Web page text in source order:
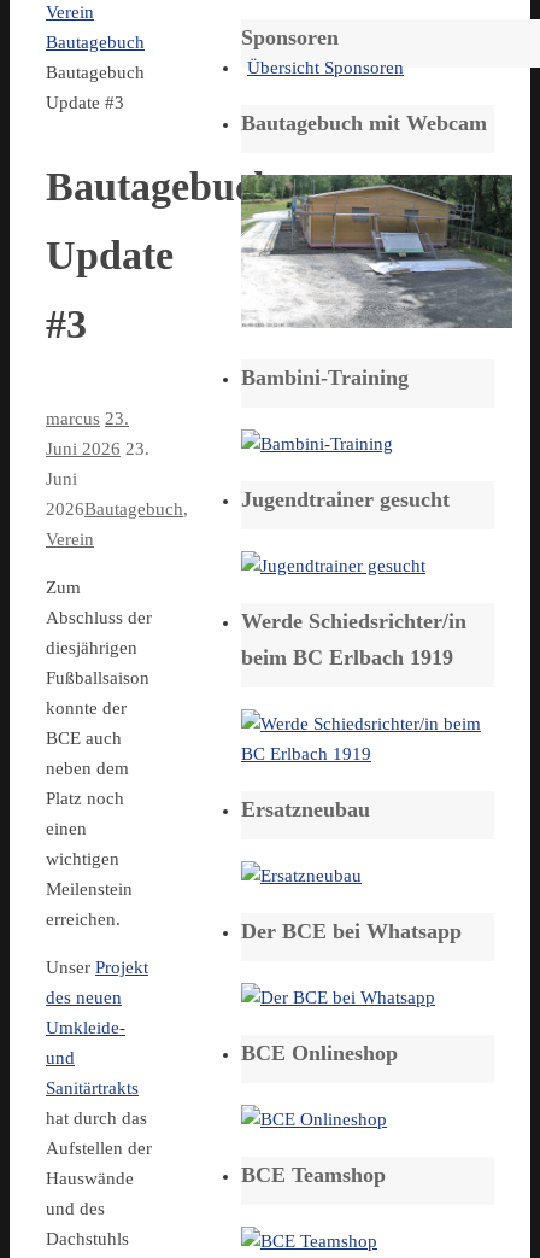
Start
Verein
Bautagebuch
Bautagebuch
Update #3
Bautagebuch
Update
#3
marcus 23.
Juni 2026 23.
Juni
2026Bautagebuch,
Verein
Zum
Abschluss der
diesjährigen
Fußballsaison
konnte der
BCE auch
neben dem
Platz noch
einen
wichtigen
Meilenstein
erreichen.
Unser Projekt
des neuen
Umkleide-
und
Sanitärtrakts
hat durch das
Aufstellen der
Hauswände
und des
Dachstuhls
Sponsoren
Übersicht Sponsoren
Bautagebuch mit Webcam
Bambini-Training
Jugendtrainer gesucht
Werde Schiedsrichter/in
beim BC Erlbach 1919
Ersatzneubau
Der BCE bei Whatsapp
BCE Onlineshop
BCE Teamshop